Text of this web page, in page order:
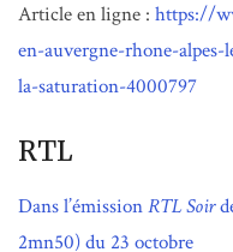
Article en ligne : https://
en-auvergne-rhone-
la-saturation-4000797
RTL
Dans l’émissionRTL Soir
2mn50) du 23 octobre